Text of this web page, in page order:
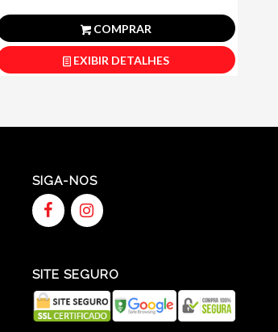
COMPRAR
EXIBIR DETALHES
SIGA-NOS
SITE SEGURO